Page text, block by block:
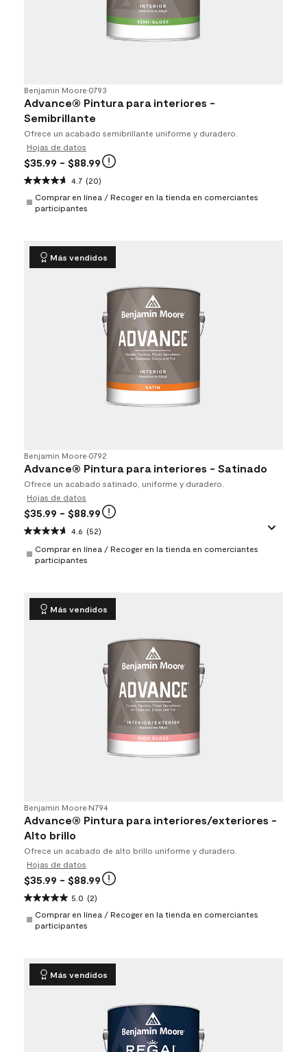
Benjamin Moore•0793
Advance® Pintura para interiores -
Semibrillante
Ofrece un acabado semibrillante uniforme y duradero.
Hojas de datos
$35.99 - $88.99
4.7 (20)
Comprar en línea / Recoger en la tienda en comerciantes
participantes
Más vendidos
Benjamin Moore•0792
Advance® Pintura para interiores - Satinado
Ofrece un acabado satinado, uniforme y duradero.
Hojas de datos
$35.99 - $88.99
4.6 (52)
Comprar en línea / Recoger en la tienda en comerciantes
participantes
Más vendidos
Benjamin Moore•N794
Advance® Pintura para interiores/exteriores -
Alto brillo
Ofrece un acabado de alto brillo uniforme y duradero.
Hojas de datos
$35.99 - $88.99
5.0 (2)
Comprar en línea / Recoger en la tienda en comerciantes
participantes
Más vendidos